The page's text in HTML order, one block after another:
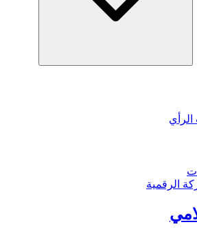
الرقمية